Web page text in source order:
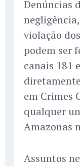
Denúncias
violação
podem ser
canais 181
em Crimes
qualquer
Amazonas
Assuntos